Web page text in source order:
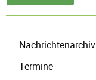
überspringen
Nachrichtenarchiv
Termine